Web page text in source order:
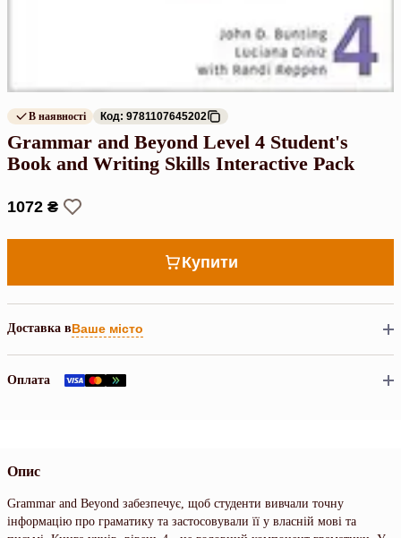
В наявності Код: 9781107645202
Grammar and Beyond Level 4 Student's
Book and Writing Skills Interactive Pack
1072 ₴
Купити
Доставка вВаше місто
Оплата
Опис
Grammar and Beyond забезпечує, щоб студенти вивчали точну
інформацію про граматику та застосовували її у власній мові та